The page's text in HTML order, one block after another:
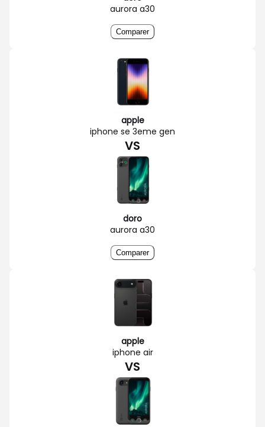
aurora a30
Comparer
apple
iphone se 3eme gen
VS
doro
aurora a30
Comparer
apple
iphone air
VS